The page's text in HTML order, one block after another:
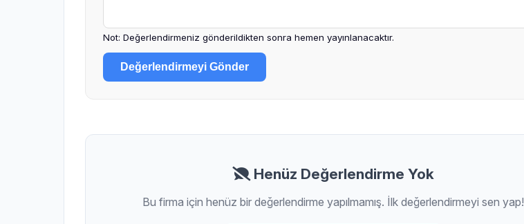
Not: Değerlendirmeniz gönderildikten sonra hemen yayınlanacaktır.
Değerlendirmeyi Gönder
Henüz Değerlendirme Yok
Bu firma için henüz bir değerlendirme yapılmamış. İlk değerlendirmeyi sen yap!